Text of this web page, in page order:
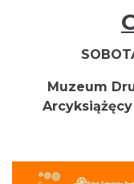
Muzeum